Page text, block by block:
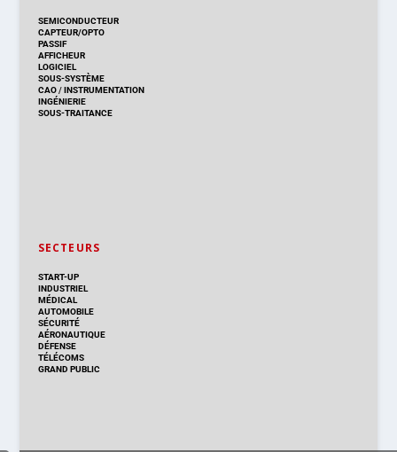
SEMICONDUCTEUR
CAPTEUR/OPTO
PASSIF
AFFICHEUR
LOGICIEL
SOUS-SYSTÈME
CAO/INSTRUMENTATION
INGÉNIERIE
SOUS-TRAITANCE
SECTEURS
START-UP
INDUSTRIEL
MÉDICAL
AUTOMOBILE
SÉCURITÉ
AÉRONAUTIQUE
DÉFENSE
TÉLÉCOMS
GRAND PUBLIC